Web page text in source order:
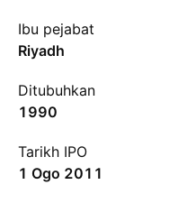
Ibu pejabat
Riyadh
Ditubuhkan
1990
Tarikh IPO
1 Ogo 2011